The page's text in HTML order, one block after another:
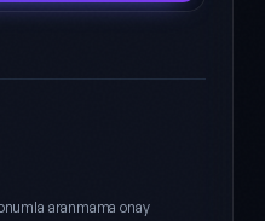
aranmama onay